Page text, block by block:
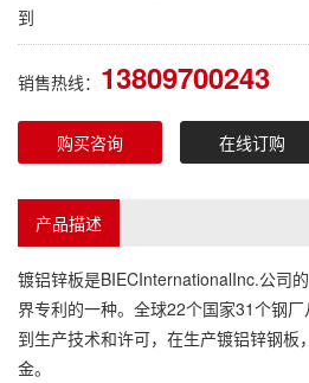
到
销售热线： 13809700243
购买咨询 在线订购
产品描述
镀铝锌板是BIECInternationalInc.公司
界专利的一种。全球22个国家31个钢
到生产技术和许可，在生产镀铝锌钢板
金。